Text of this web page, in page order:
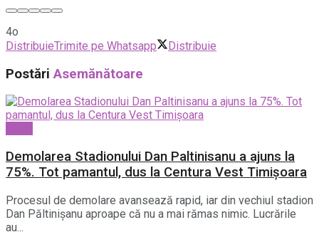
4o
DistribuieTrimite pe Whatsapp Distribuie
PostăriAsemănătoare
Demolarea Stadionului Dan Paltinisanu a ajuns la
75%. Tot pamantul, dus la Centura Vest Timișoara
Procesul de demolare avansează rapid, iar din vechiul stadion
Dan Păltinișanu aproape că nu a mai rămas nimic. Lucrările
au...